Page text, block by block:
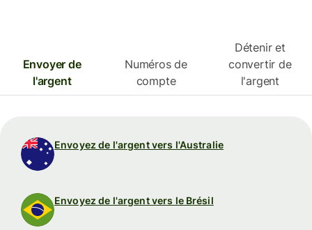
Envoyer de
l'argent
Numéros de
compte
Détenir et
convertir de
l'argent
Envoyez de l'argent vers l'Australie
Envoyez de l'argent vers le Brésil